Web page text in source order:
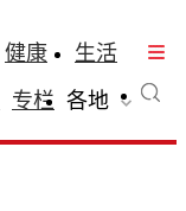
健康
生活
专栏 各地